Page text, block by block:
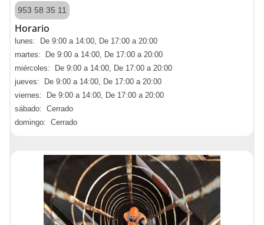
953 58 35 11
Horario
lunes: De 9:00 a 14:00, De 17:00 a 20:00
martes: De 9:00 a 14:00, De 17:00 a 20:00
miércoles: De 9:00 a 14:00, De 17:00 a 20:00
jueves: De 9:00 a 14:00, De 17:00 a 20:00
viernes: De 9:00 a 14:00, De 17:00 a 20:00
sábado: Cerrado
domingo: Cerrado